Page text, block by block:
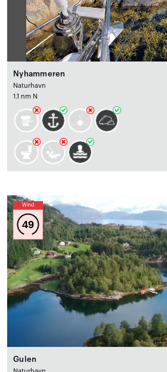
Nyhammeren
Naturhavn
1.1 nm N
Wind
49
Gulen